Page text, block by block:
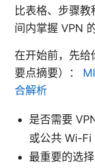
比表格、步骤
间内掌握 VPN
在开始前，先给
要点摘要）：
合解析
是否需要
或公共 Wi-Fi
最重要的选